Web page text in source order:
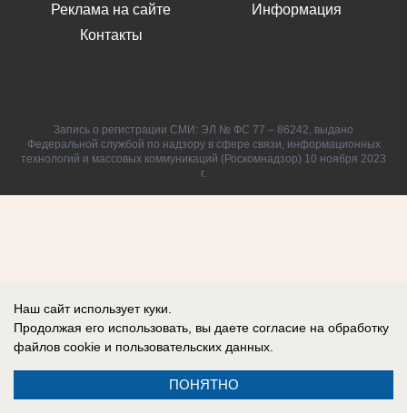
Реклама на сайте
Контакты
Информация
Запись о регистрации СМИ: ЭЛ № ФС 77 – 86242, выдано
Федеральной службой по надзору в сфере связи, информационных
технологий и массовых коммуникаций (Роскомнадзор) 10 ноября 2023
г.
Наш сайт использует куки.
Продолжая его использовать, вы даете согласие на обработку
файлов cookie и пользовательских данных.
ПОНЯТНО